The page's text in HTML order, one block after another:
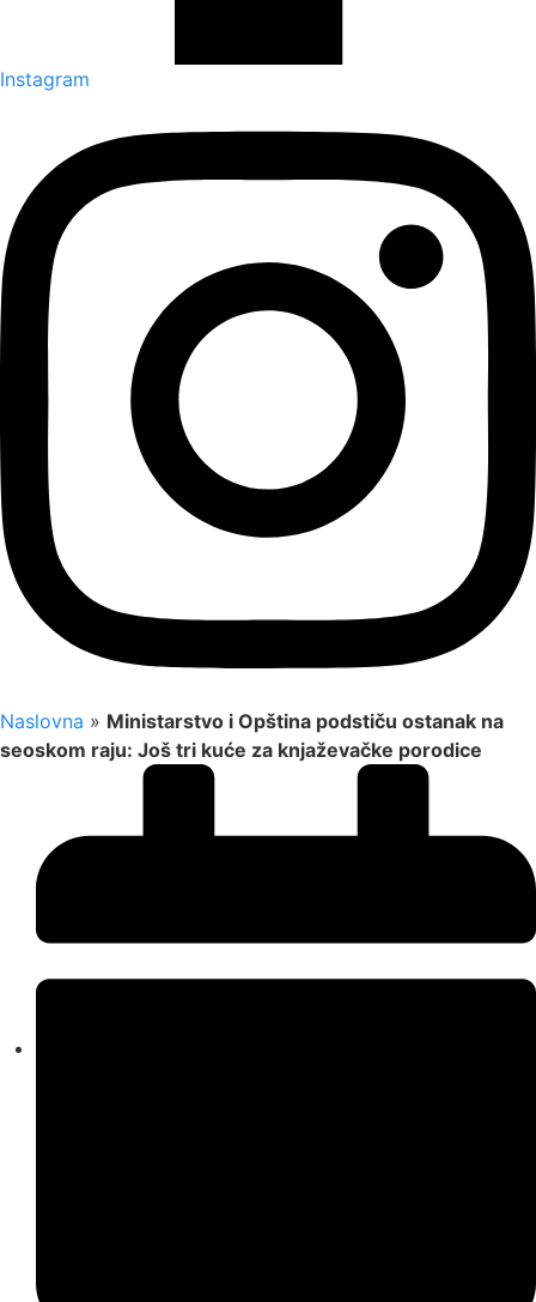
Instagram
Naslovna » Ministarstvo i Opština podstiču ostanak na
seoskom raju: Još tri kuće za knjaževačke porodice